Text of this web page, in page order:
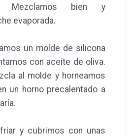
Mezclamos bien y
evaporada.
un molde de silicona
con aceite de oliva.
al molde y horneamos
un horno precalentado a
y cubrimos con unas